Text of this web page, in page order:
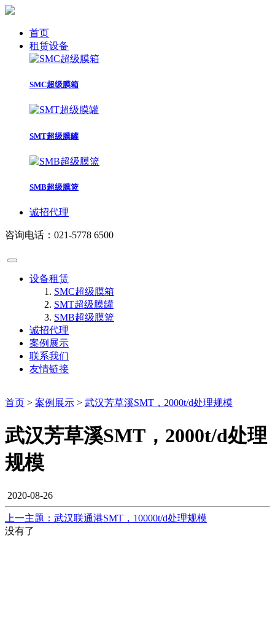
首页
租赁设备
SMC超级膜箱
SMT超级膜罐
SMB超级膜篮
诚招代理
咨询电话：021-5778 6500
设备租赁
SMC超级膜箱
SMT超级膜罐
SMB超级膜篮
诚招代理
案例展示
联系我们
友情链接
首页 > 案例展示 > 武汉芳草溪SMT，2000t/d处理规模
武汉芳草溪SMT，2000t/d处理
规模
2020-08-26
上一主题：武汉联通港SMT，10000t/d处理规模
没有了